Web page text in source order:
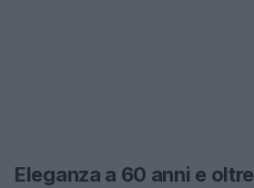
Eleganza a 60 anni e oltre